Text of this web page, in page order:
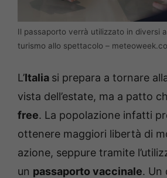
Il passaporto verrà utilizzato in diversi
turismo allo spettacolo –
L’Italia si prepara a tornare
vista dell’estate, ma a patto
free. La popolazione infatti
ottenere maggiori libertà di
azione, seppure tramite
un passaporto vaccinale. Un